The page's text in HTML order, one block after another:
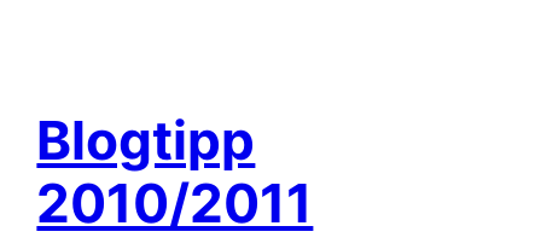
Blogtipp
2010/2011